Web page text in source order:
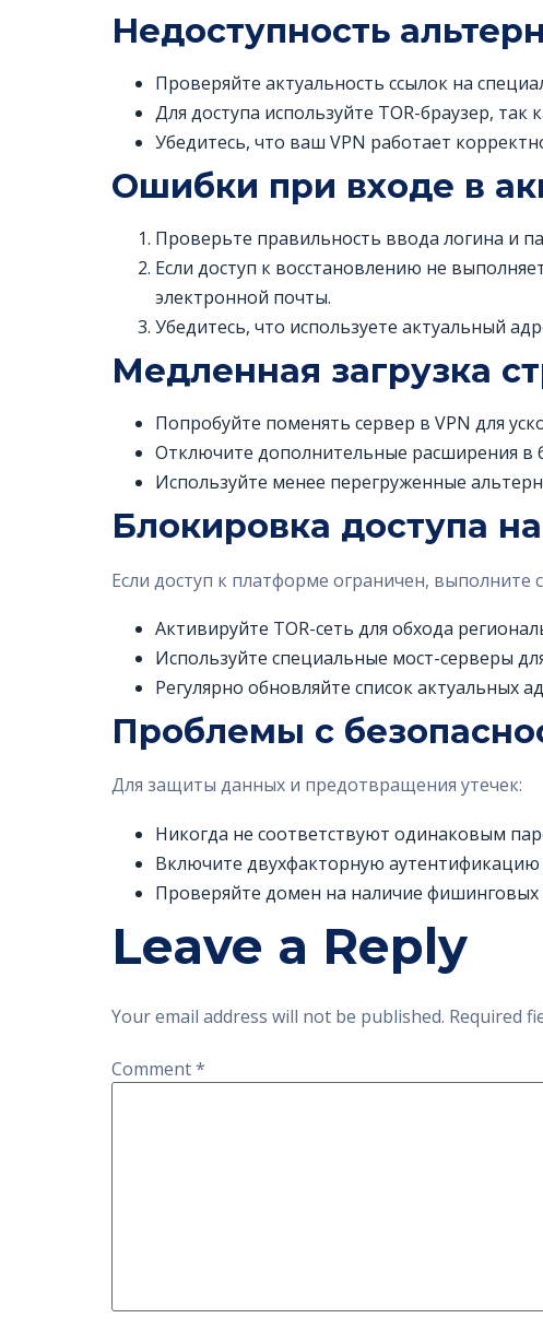
Недоступность
Проверяйте актуальность ссылок на
Для доступа используйте TOR-браузер, так
Убедитесь, что ваш VPN работает
Ошибки при входе в
Проверьте правильность ввода логина и
Если доступ к восстановлению не
электронной почты.
Убедитесь, что используете актуальный
Медленная загрузка
Попробуйте поменять сервер в VPN для
Отключите дополнительные расширения в
Используйте менее перегруженные
Блокировка доступа
Если доступ к платформе ограничен, выполните
Активируйте TOR-сеть для обхода
Используйте специальные мост-серверы
Регулярно обновляйте список актуальных
Проблемы с
Для защиты данных и предотвращения утечек:
Никогда не соответствуют одинаковым
Включите двухфакторную
Проверяйте домен на наличие
Leave a Reply
Your email address will not be published. Required
Comment*